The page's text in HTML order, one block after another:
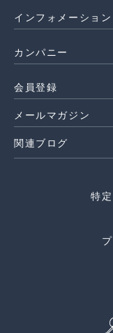
インフォメーション
カンパニー
会員登録
メールマガジン
関連ブログ
特